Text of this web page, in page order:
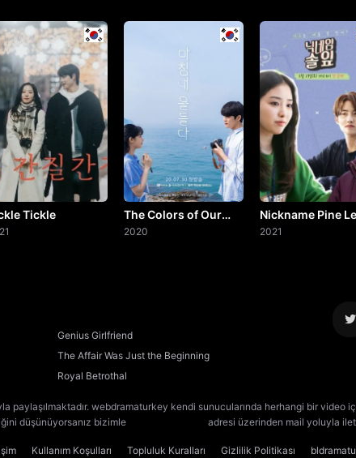
Tickle
The Colors of Our
Time
2020
Nickname Pine
2021
Genius Girlfriend
The Affair Was Just the Beginning
Royal Betrothal
paylaşılmaktadır. webdramaturkey kendi sunucularında herhangi bir video
düşünüyorsanız bizimle
adresi üzerinden mail yoluyla
Kullanım Koşulları Topluluk Kuralları Gizlilik Politikası